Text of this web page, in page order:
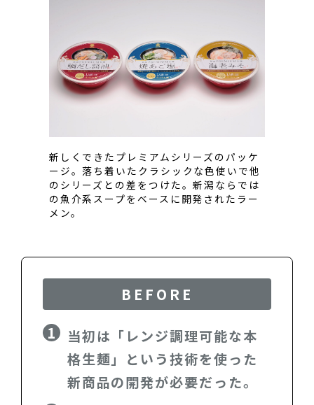
新しくできたプレミアムシリーズのパッケ
ージ。落ち着いたクラシックな色使いで他
のシリーズとの差をつけた。新潟ならでは
の魚介系スープをベースに開発されたラー
メン。
BEFORE
当初は「レンジ調理可能な本
格生麺」という技術を使った
新商品の開発が必要だった。